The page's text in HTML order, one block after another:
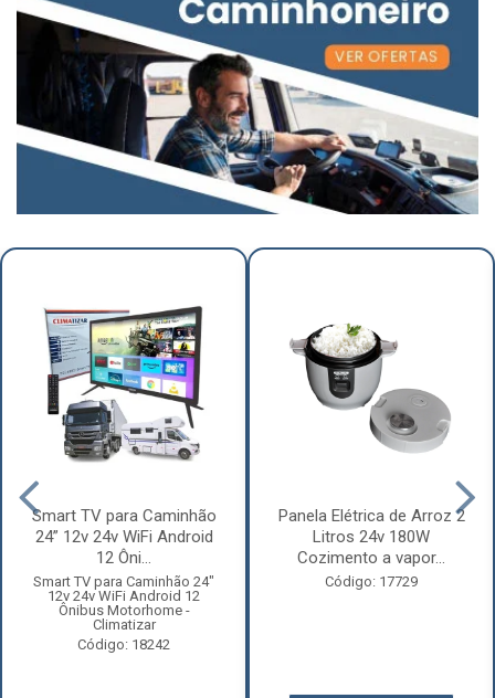
Smart TV para Caminhão
24” 12v 24v WiFi Android
12 Ôni...
Smart TV para Caminhão 24"
12v 24v WiFi Android 12
Ônibus Motorhome -
Climatizar
Código: 18242
Panela Elétrica de Arroz 2
Litros 24v 180W
Cozimento a vapor...
Código: 17729